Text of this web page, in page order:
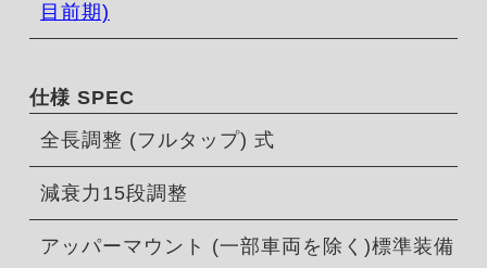
目前期)
仕様 SPEC
全長調整 (フルタップ) 式
減衰力15段調整
アッパーマウント (一部車両を除く)標準装備